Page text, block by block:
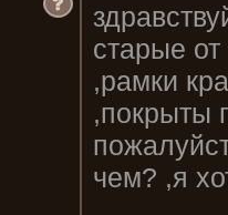
старые
,рамки
,покрыты
чем? ,я